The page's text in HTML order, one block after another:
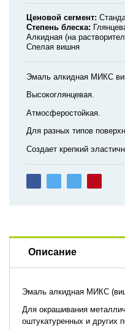
Ценовой сегмент
Степень блеска
Алкидная (на
Спелая вишня
Эмаль алкидная МИКС
Высокоглянцевая.
Атмосферостойкая.
Для разных типов
Создает крепкий
Описание
Эмаль алкидная МИКС
Для окрашивания
оштукатуренных и других